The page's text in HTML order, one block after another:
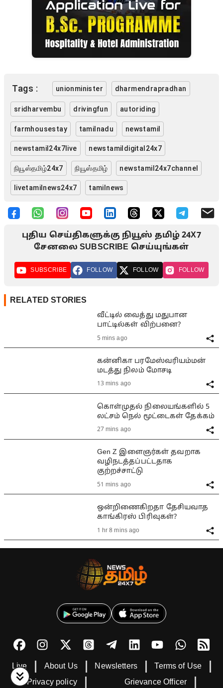
Tags : unionminister dharmendrapradhan
sridharvembu drivingfun autoriding
farmhousestay tamilnadu newstamil
newstamil24x7live newstamildigital24x7
நியூஸ்தமிழ்24x7 நியூஸ்தமிழ் newstamil24x7channel
livetamilnews24x7 tamilnews
புதிய செய்திகளுக்கு நியூஸ் தமிழ் 24X7
சேனலை SUBSCRIBE செய்யுங்கள்
SUBSCRIBE FOLLOW FOLLOW FOLLOW
RELATED STORIES
வீட்டில் வைத்து மதுபான
பாட்டில்கள் விற்பனை?
5 mins ago
கன்னிகா பரமேஸ்வரியம்மன்
மடத்து நிலம் மோசடி
13 mins ago
கொள்முதல் நிலையங்களில் 5
லட்சம் நெல் மூட்டைகள் தேக்கம்
27 mins ago
Gen Z இளைஞர்கள் தவறாக
வழிநடத்தப்பட்டதாக
குற்றச்சாட்டு
51 mins ago
ஒன்றிணைகிறதா தேசியவாத
காங்கிரஸ் பிரிவுகள்?
1 hr 8 mins ago
Live About Us Newsletters
Terms of Use
Privacy policy
Grievance Officer